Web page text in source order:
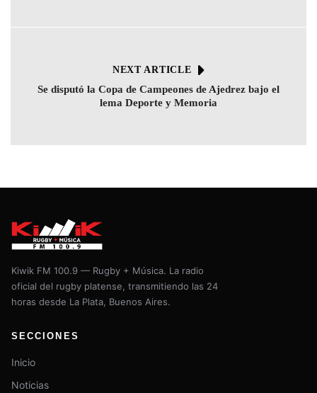
NEXT ARTICLE
Se disputó la Copa de Campeones de Ajedrez bajo el
lema Deporte y Memoria
Kiwik FM 100.9 — Rugby + Música. La radio
oficial del rugby platense, transmitiendo las 24
horas desde La Plata, Buenos Aires.
SECCIONES
Inicio
Noticias